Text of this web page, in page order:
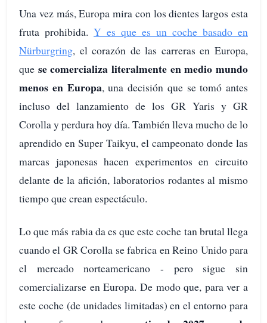
Una vez más, Europa mira con los dientes largos esta
fruta prohibida. Y es que es un coche basado en
Nürburgring, el corazón de las carreras en Europa,
que se comercializa literalmente en medio mundo
menos en Europa, una decisión que se tomó antes
incluso del lanzamiento de los GR Yaris y GR
Corolla y perdura hoy día. También lleva mucho de lo
aprendido en Super Taikyu, el campeonato donde las
marcas japonesas hacen experimentos en circuito
delante de la afición, laboratorios rodantes al mismo
tiempo que crean espectáculo.
Lo que más rabia da es que este coche tan brutal llega
cuando el GR Corolla se fabrica en Reino Unido para
el mercado norteamericano - pero sigue sin
comercializarse en Europa. De modo que, para ver a
este coche (de unidades limitadas) en el entorno para